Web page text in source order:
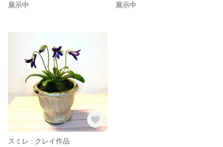
展示中
展示中
スミレ : クレイ作品